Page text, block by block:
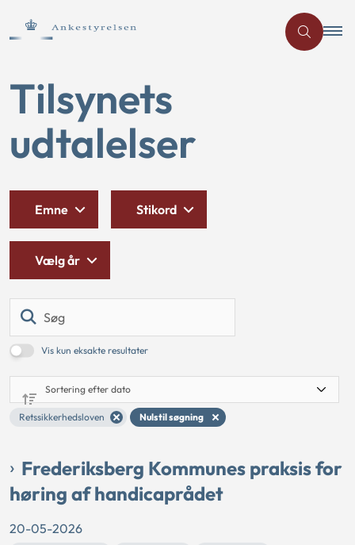
Tilsynets
udtalelser
Vis kun eksakte resultater
Retssikkerhedsloven Nulstil søgning
Emne Stikord
Vælg år
Frederiksberg Kommunes praksis for
høring af handicaprådet
20-05-2026